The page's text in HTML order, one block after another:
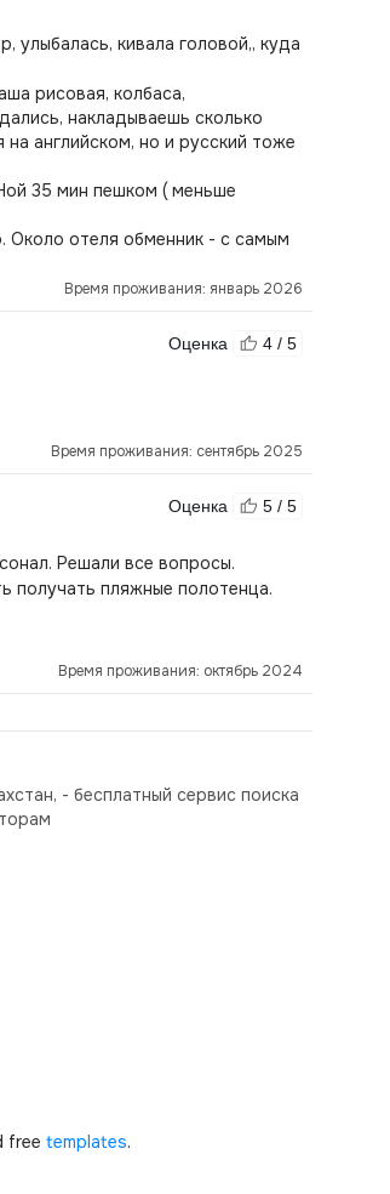
улыбалась, кивала головой,, куда
рисовая, колбаса,
накладываешь сколько
английском, но и русский тоже
35 мин пешком ( меньше
Около отеля обменник - с самым
Время проживания: январь 2026
Оценка 4 / 5
Время проживания: сентябрь 2025
Оценка 5 / 5
Решали все вопросы.
получать пляжные полотенца.
Время проживания: октябрь 2024
- бесплатный сервис поиска
free templates.